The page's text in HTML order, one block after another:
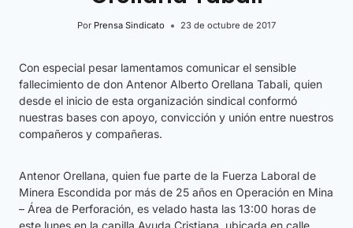
Por Prensa Sindicato 23 de octubre de 2017
Con especial pesar lamentamos comunicar el sensible
fallecimiento de don Antenor Alberto Orellana Tabali, quien
desde el inicio de esta organización sindical conformó
nuestras bases con apoyo, convicción y unión entre nuestros
compañeros y compañeras.
Antenor Orellana, quien fue parte de la Fuerza Laboral de
Minera Escondida por más de 25 años en Operación en Mina
– Área de Perforación, es velado hasta las 13:00 horas de